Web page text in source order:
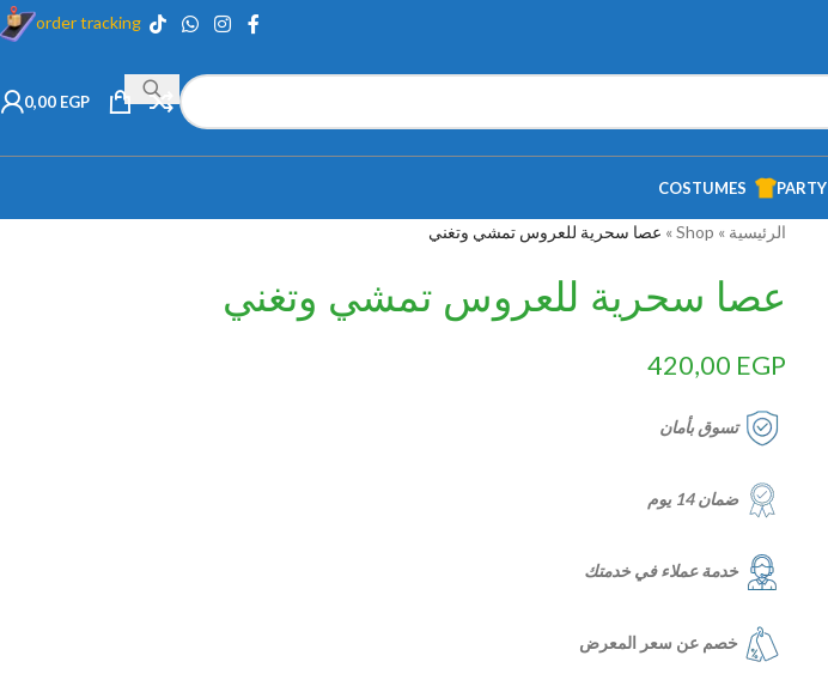
order tracking
0,00 EGP
PARTY
COSTUMES
الرئيسية »
Shop
» عصا سحرية للعروس تمشي وتغني
عصا سحرية للعروس تمشي وتغني
420,00 EGP
تسوق بأمان
ضمان 14 يوم
خدمة عملاء في خدمتك
خصم عن سعر المعرض